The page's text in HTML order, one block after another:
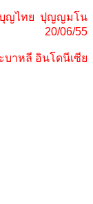
ญไทย ปุญญมโน
20/06/55
บาหลี อินโดนีเซีย